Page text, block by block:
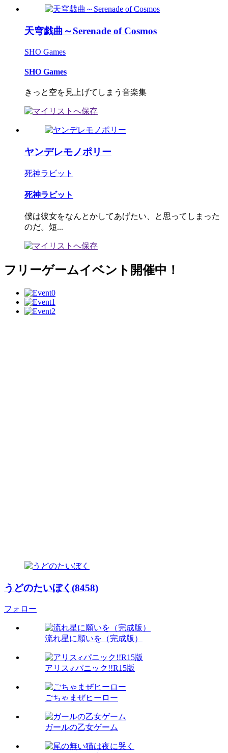
天穹戯曲～Serenade of Cosmos
SHO Games
SHO Games
きっと空を見上げてしまう音楽集
ヤンデレモノポリー
死神ラビット
死神ラビット
僕は彼女をなんとかしてあげたい、と思ってしまった
のだ。短...
フリーゲームイベント開催中！
うどのたいぼく(8458)
フォロー
流れ星に願いを（完成版）
アリス♂パニック!!R15版
ごちゃまぜヒーロー
ガールの乙女ゲーム